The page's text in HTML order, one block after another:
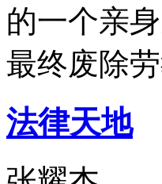
的一个亲
最终废除劳
法律天地